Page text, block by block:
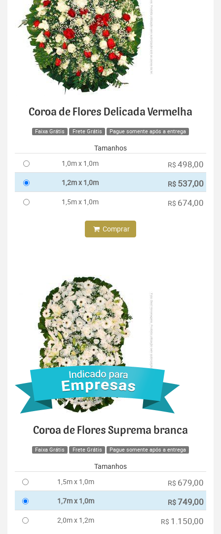
Coroa de Flores Delicada Vermelha
Faixa Grátis Frete Grátis Pague somente após a entrega
Tamanhos
1,0m x 1,0m
R$ 498,00
1,2m x 1,0m R$ 537,00
1,5m x 1,0m R$ 674,00
Comprar
Coroa de Flores Suprema branca
Faixa Grátis Frete Grátis Pague somente após a entrega
Tamanhos
1,5m x 1,0m
R$ 679,00
1,7m x 1,0m R$749,00
2,0m x 1,2m R$ 1.150,00